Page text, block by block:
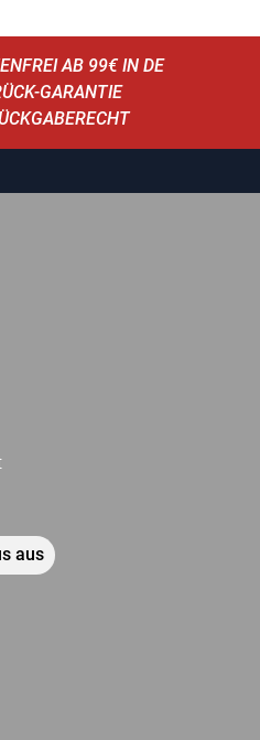
AB 99€ IN DE
GARANTIE
aus